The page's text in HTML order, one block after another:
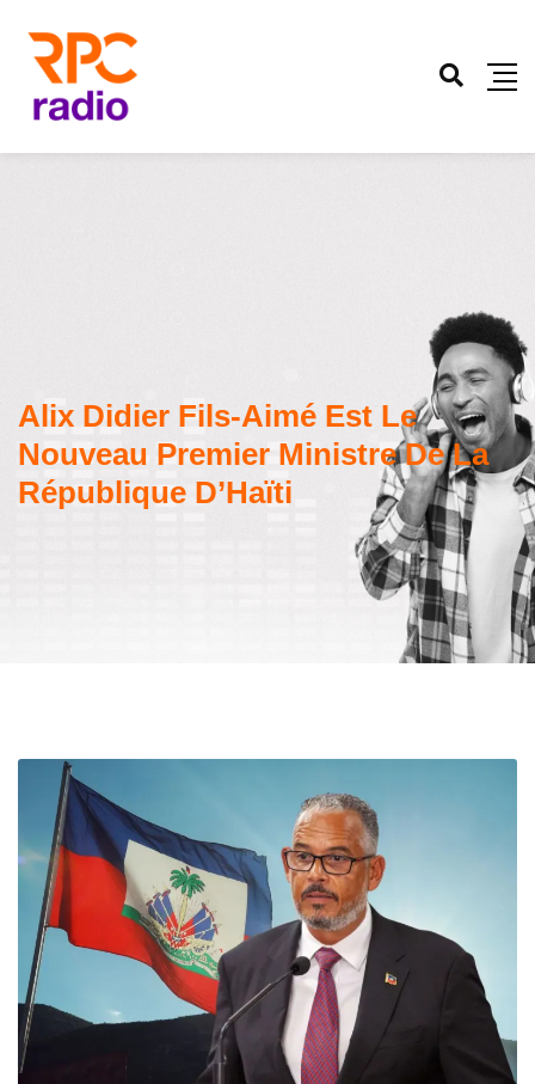
Alix Didier Fils-Aimé Est Le
Nouveau Premier Ministre De La
République D’Haïti